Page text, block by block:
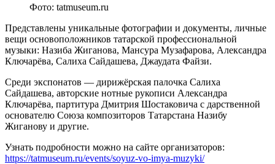
Фото: tatmuseum.ru
Представлены уникальные фотографии и документы, личные
вещи основоположников татарской профессиональной
музыки: Назиба Жиганова, Мансура Музафарова, Александра
Ключарёва, Салиха Сайдашева, Джаудата Файзи.
Среди экспонатов — дирижёрская палочка Салиха
Сайдашева, авторские нотные рукописи Александра
Ключарёва, партитура Дмитрия Шостаковича с дарственной
основателю Союза композиторов Татарстана Назибу
Жиганову и другие.
Узнать подробности можно на сайте организаторов:
https://tatmuseum.ru/events/soyuz-vo-imya-muzyki/